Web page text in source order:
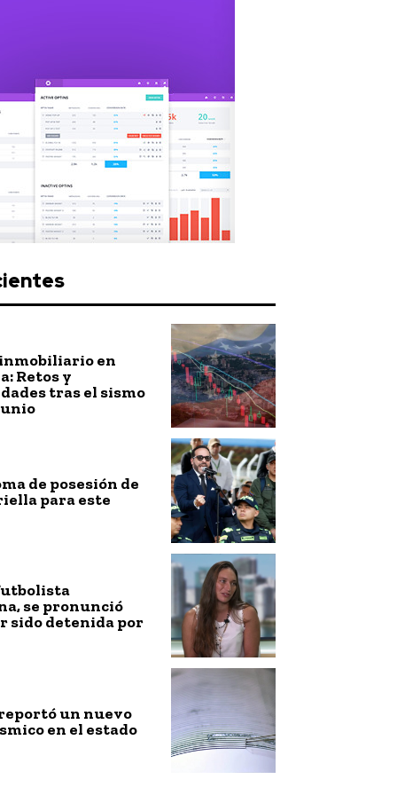
en
Retos y
tras el sismo
de posesión de
para este
se pronunció
sido detenida por
un nuevo
en el estado